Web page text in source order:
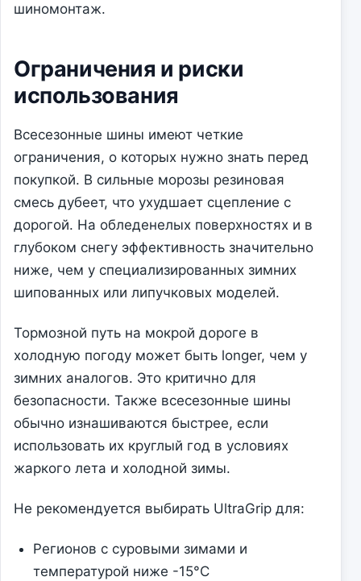
шиномонтаж.
Ограничения и риски
использования
Всесезонные шины имеют четкие
ограничения, о которых нужно знать перед
покупкой. В сильные морозы резиновая
смесь дубеет, что ухудшает сцепление с
дорогой. На обледенелых поверхностях и в
глубоком снегу эффективность значительно
ниже, чем у специализированных зимних
шипованных или липучковых моделей.
Тормозной путь на мокрой дороге в
холодную погоду может быть longer, чем у
зимних аналогов. Это критично для
безопасности. Также всесезонные шины
обычно изнашиваются быстрее, если
использовать их круглый год в условиях
жаркого лета и холодной зимы.
Не рекомендуется выбирать UltraGrip для:
Регионов с суровыми зимами и
температурой ниже -15°C